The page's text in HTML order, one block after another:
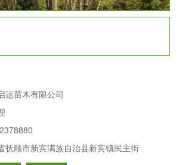
运苗木有限公司
抚顺市新宾满族自治县新宾镇民主街